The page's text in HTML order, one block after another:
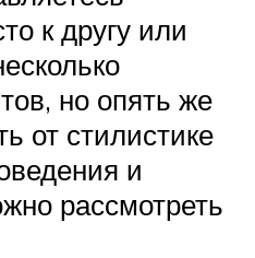
к другу или
но опять же
от стилистике
и
рассмотреть